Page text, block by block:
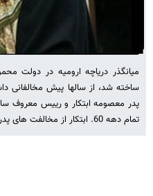
میانگذر دریاچه ارومیه در دولت
ساخته شد، از سالها پیش مخالفانی
تمام دهه 60. ابتکار از مخالفت های پدرش با میانگذر دریاچه ارومیه حرف زد.